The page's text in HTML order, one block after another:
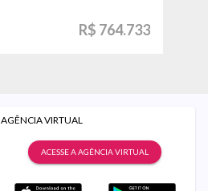
R$ 764.733
AGÊNCIA VIRTUAL
ACESSE A AGÊNCIA VIRTUAL